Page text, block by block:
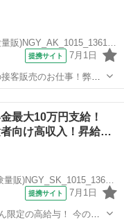
提携サイト 7月1日
持ちの方はご相談くだ
最大10万円支給！
者向け高収入！昇給…
株式会社フェローズ(SB経験量販)NGY_SK_1015_1361T(A)(NGY)
提携サイト 7月1日